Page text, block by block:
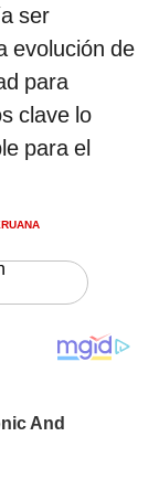
ser
evolución de
para
clave lo
para el